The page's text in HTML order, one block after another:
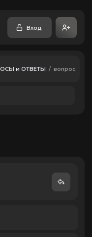
Вход
и ОТВЕТЫ / вопрос